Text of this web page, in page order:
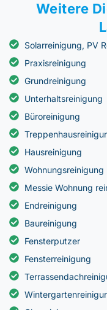
Weitere
Solarreinigung, PV
Praxisreinigung
Grundreinigung
Unterhaltsreinigung
Büroreinigung
Hausreinigung
Wohnungsreinigung
Messie Wohnung
Endreinigung
Baureinigung
Fensterputzer
Fensterreinigung